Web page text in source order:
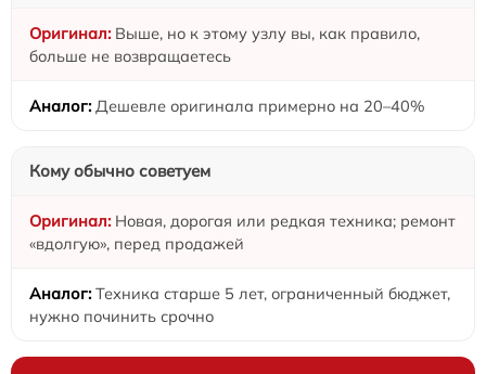
Выше, но к этому узлу вы, как правило,
больше не возвращаетесь
Дешевле оригинала примерно на 20–40%
Кому обычно советуем
Новая, дорогая или редкая техника; ремонт
«вдолгую», перед продажей
Техника старше 5 лет, ограниченный бюджет,
нужно починить срочно